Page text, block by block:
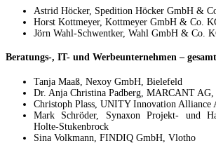
Astrid Höcker, Spedition Höcker GmbH &
Horst Kottmeyer, Kottmeyer GmbH & Co.
Jörn Wahl-Schwentker, Wahl GmbH & Co.
Beratungs-, IT- und Werbeunternehmen –
Tanja Maaß, Nexoy GmbH, Bielefeld
Dr. Anja Christina Padberg, MARCANT AG,
Christoph Plass, UNITY Innovation Alliance
Mark Schröder, Synaxon Projekt- und
Holte-Stukenbrock
Sina Volkmann, FINDIQ GmbH, Vlotho